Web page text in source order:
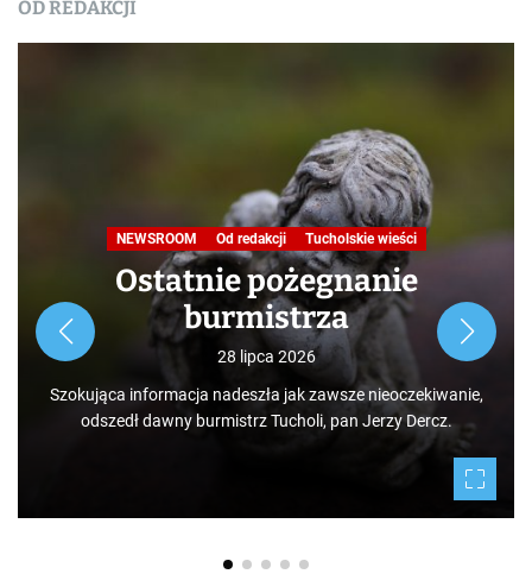
OD REDAKCJI
NEWSROOM Od redakcji Tucholskie wieści
Ostatnie pożegnanie
burmistrza
28 lipca 2026
Szokująca informacja nadeszła jak zawsze nieoczekiwanie,
odszedł dawny burmistrz Tucholi, pan Jerzy Dercz.